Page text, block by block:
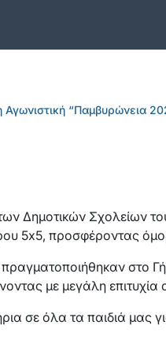
Αγωνιστική “Παμβυρώνεια
Δημοτικών Σχολείων
5x5, προσφέροντας
στο
με μεγάλη επιτυχία
σε όλα τα παιδιά μας